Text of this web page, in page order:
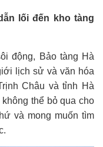
lối đến kho tàng
động, Bảo tàng Hà
lịch sử và văn hóa
Châu và tỉnh Hà
thể bỏ qua cho
và mong muốn tìm